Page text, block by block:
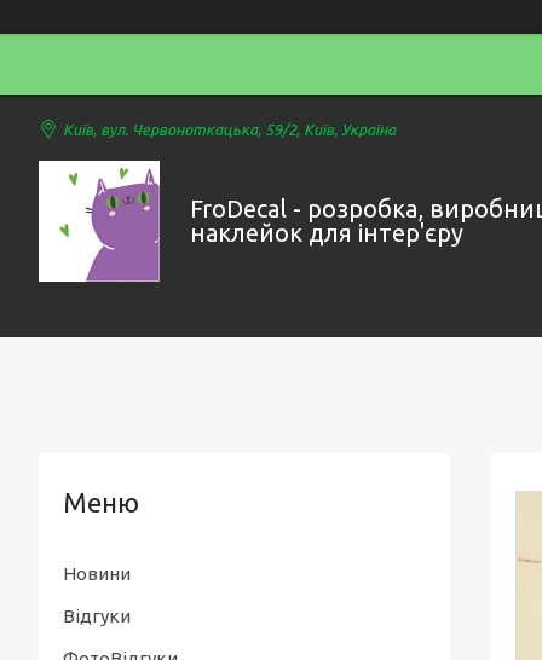
Київ, вул. Червоноткацька, 59/2, Київ, Україна
FroDecal - розробка,
наклейок для інтер'єру
Новини
Відгуки